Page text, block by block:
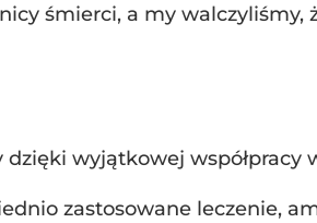
śmierci, a my walczyliśmy,
wyjątkowej współpracy
zastosowane leczenie,